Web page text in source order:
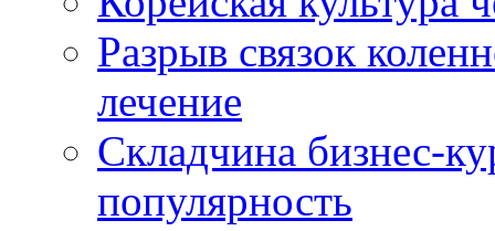
Разрыв связок
лечение
Складчина бизнес-
популярность